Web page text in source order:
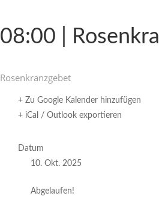
08:00 |
Rosen­kranz­gebet
+ Zu Google Kalender hinzufügen
+ iCal / Outlook exportieren
Datum
10. Okt. 2025
Abgelaufen!